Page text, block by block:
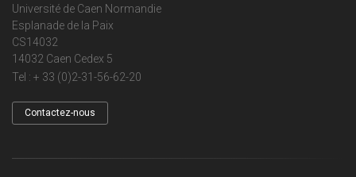
Université de Caen Normandie
Esplanade de la Paix
CS14032
14032 Caen Cedex 5
Tel : + 33 (0)2-31-56-62-20
Contactez-nous